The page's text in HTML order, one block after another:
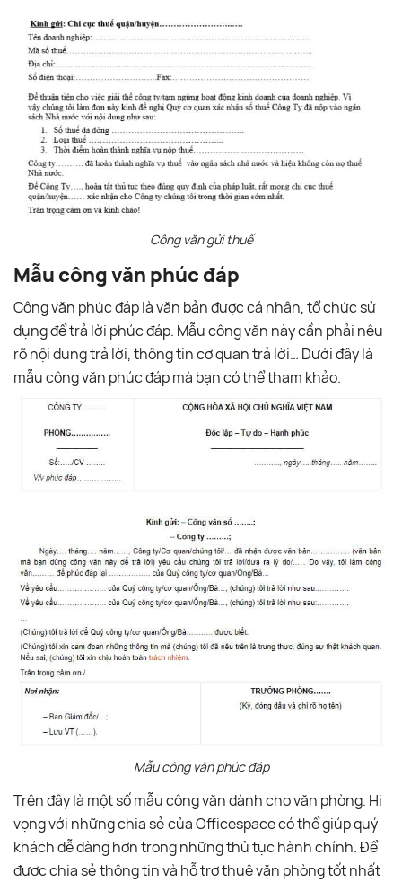
Công văn gửi thuế
Mẫu công văn phúc đáp
Công văn phúc đáp là văn bản được cá nhân, tổ chức sử
dụng để trả lời phúc đáp. Mẫu công văn này cần phải nêu
rõ nội dung trả lời, thông tin cơ quan trả lời… Dưới đây là
mẫu công văn phúc đáp mà bạn có thể tham khảo.
Mẫu công văn phúc đáp
Trên đây là một số mẫu công văn dành cho văn phòng. Hi
vọng với những chia sẻ của Officespace có thể giúp quý
khách dễ dàng hơn trong những thủ tục hành chính. Để
được chia sẻ thông tin và hỗ trợ thuê văn phòng tốt nhất